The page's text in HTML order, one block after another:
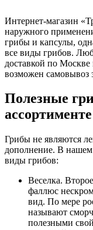
Интернет-магазин
наружного
грибы и капсулы,
все виды грибов.
доставкой по
возможен самовывоз
Полезные
ассортименте
Грибы не являются
дополнение. В
виды грибов:
Веселка.
фаллюс
вид. По мере
называют
полезными